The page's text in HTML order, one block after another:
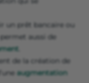
un prêt bancaire ou
aussi de
de la création de
augmentation